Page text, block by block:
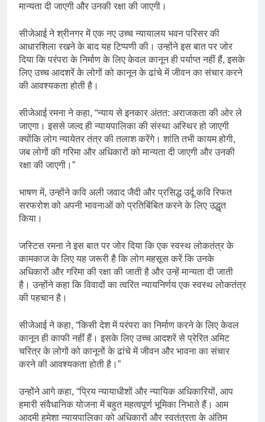
मान्यता दी जाएगी और उनकी रक्षा की जाएगी।
सीजेआई ने श्रीनगर में एक नए उच्च न्यायालय भवन परिसर की
आधारशिला रखने के बाद यह टिप्पणी की। उन्होंने इस बात पर जोर
दिया कि परंपरा के निर्माण के लिए केवल कानून ही पर्याप्त नहीं हैं, इसके
लिए उच्च आदशरें के लोगों को कानून के ढांचे में जीवन का संचार करने
की आवश्यकता होती है।
सीजेआई रमना ने कहा, “न्याय से इनकार अंतत: अराजकता की ओर ले
जाएगा। इससे जल्द ही न्यायपालिका की संस्था अस्थिर हो जाएगी
क्योंकि लोग न्यायेतर तंत्र की तलाश करेंगे। शांति तभी कायम होगी,
जब लोगों की गरिमा और अधिकारों को मान्यता दी जाएगी और उनकी
रक्षा की जाएगी।”
भाषण में, उन्होंने कवि अली जवाद जैदी और प्रसिद्ध उर्दू कवि रिफत
सरफरोश को अपनी भावनाओं को प्रतिबिंबित करने के लिए उद्धृत
किया।
जस्टिस रमना ने इस बात पर जोर दिया कि एक स्वस्थ लोकतंत्र के
कामकाज के लिए यह जरूरी है कि लोग महसूस करें कि उनके
अधिकारों और गरिमा की रक्षा की जाती है और उन्हें मान्यता दी जाती
है। उन्होंने कहा कि विवादों का त्वरित न्यायनिर्णय एक स्वस्थ लोकतंत्र
की पहचान है।
सीजेआई ने कहा, “किसी देश में परंपरा का निर्माण करने के लिए केवल
कानून ही काफी नहीं हैं। इसके लिए उच्च आदशरें से प्रेरित अमिट
चरित्र के लोगों को कानूनों के ढांचे में जीवन और भावना का संचार
करने की आवश्यकता होती है।”
उन्होंने आगे कहा, “प्रिय न्यायाधीशों और न्यायिक अधिकारियों, आप
हमारी संवैधानिक योजना में बहुत महत्वपूर्ण भूमिका निभाते हैं। आम
आदमी हमेशा न्यायपालिका को अधिकारों और स्वतंत्रता के अंतिम